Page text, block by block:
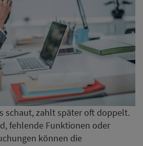
schaut, zahlt später oft doppelt.
fehlende Funktionen oder
können die